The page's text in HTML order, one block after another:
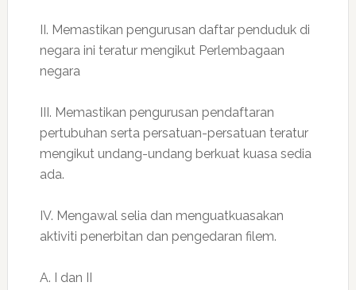
II. Memastikan pengurusan daftar penduduk di
negara ini teratur mengikut Perlembagaan
negara
III. Memastikan pengurusan pendaftaran
pertubuhan serta persatuan-persatuan teratur
mengikut undang-undang berkuat kuasa sedia
ada.
IV. Mengawal selia dan menguatkuasakan
aktiviti penerbitan dan pengedaran filem.
A. I dan II